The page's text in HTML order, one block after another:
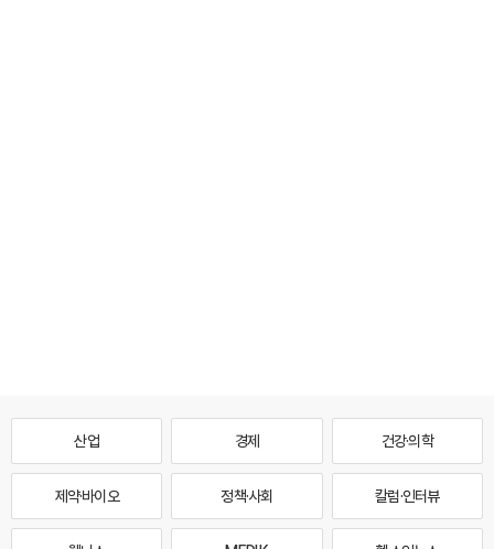
산업 경제 건강·의학
제약·바이오 정책·사회 칼럼·인터뷰